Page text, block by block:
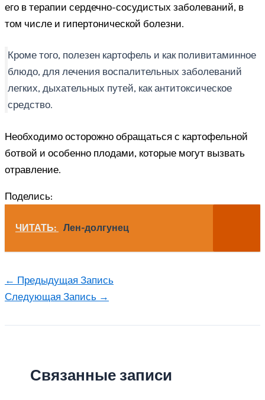
его в терапии сердечно-сосудистых заболеваний, в
том числе и гипертонической болезни.
Кроме того, полезен картофель и как поливитаминное
блюдо, для лечения воспалительных заболеваний
легких, дыхательных путей, как антитоксическое
средство.
Необходимо осторожно обращаться с картофельной
ботвой и особенно плодами, которые могут вызвать
отравление.
Поделись:
ЧИТАТЬ: Лен-долгунец
← Предыдущая Запись
Следующая Запись →
Связанные записи